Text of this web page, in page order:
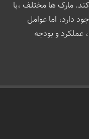
مارک ها مختلف ،با
دارد، اما عوامل
عملکرد و بودجه